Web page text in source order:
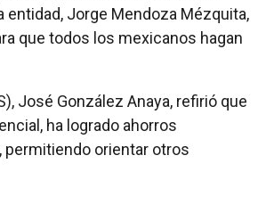
entidad, Jorge Mendoza Mézquita,
que todos los mexicanos hagan
José González Anaya, refirió que
ha logrado ahorros
orientar otros